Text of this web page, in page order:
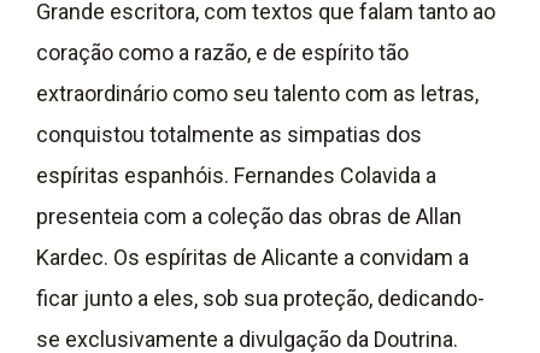
Grande escritora, com textos que falam tanto ao
coração como a razão, e de espírito tão
extraordinário como seu talento com as letras,
conquistou totalmente as simpatias dos
espíritas espanhóis. Fernandes Colavida a
presenteia com a coleção das obras de Allan
Kardec. Os espíritas de Alicante a convidam a
ficar junto a eles, sob sua proteção, dedicando-
se exclusivamente a divulgação da Doutrina.